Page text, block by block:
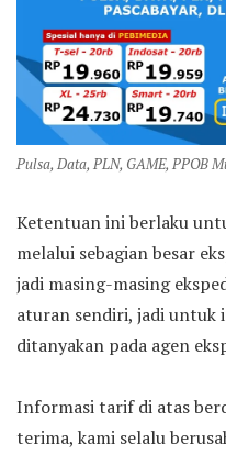
Pulsa, Data, PLN, GAME, PPOB
Ketentuan ini berlaku
melalui sebagian besar
jadi masing-masing
aturan sendiri, jadi untuk
ditanyakan pada agen
Informasi tarif di atas
terima, kami selalu